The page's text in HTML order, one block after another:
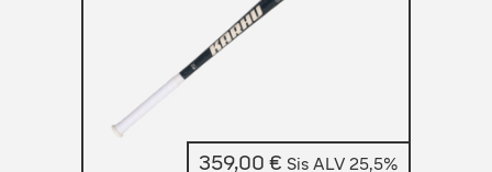
359,00 € Sis ALV 25,5%